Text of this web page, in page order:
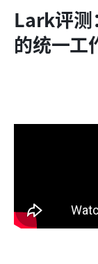
Lark评测
的统一工